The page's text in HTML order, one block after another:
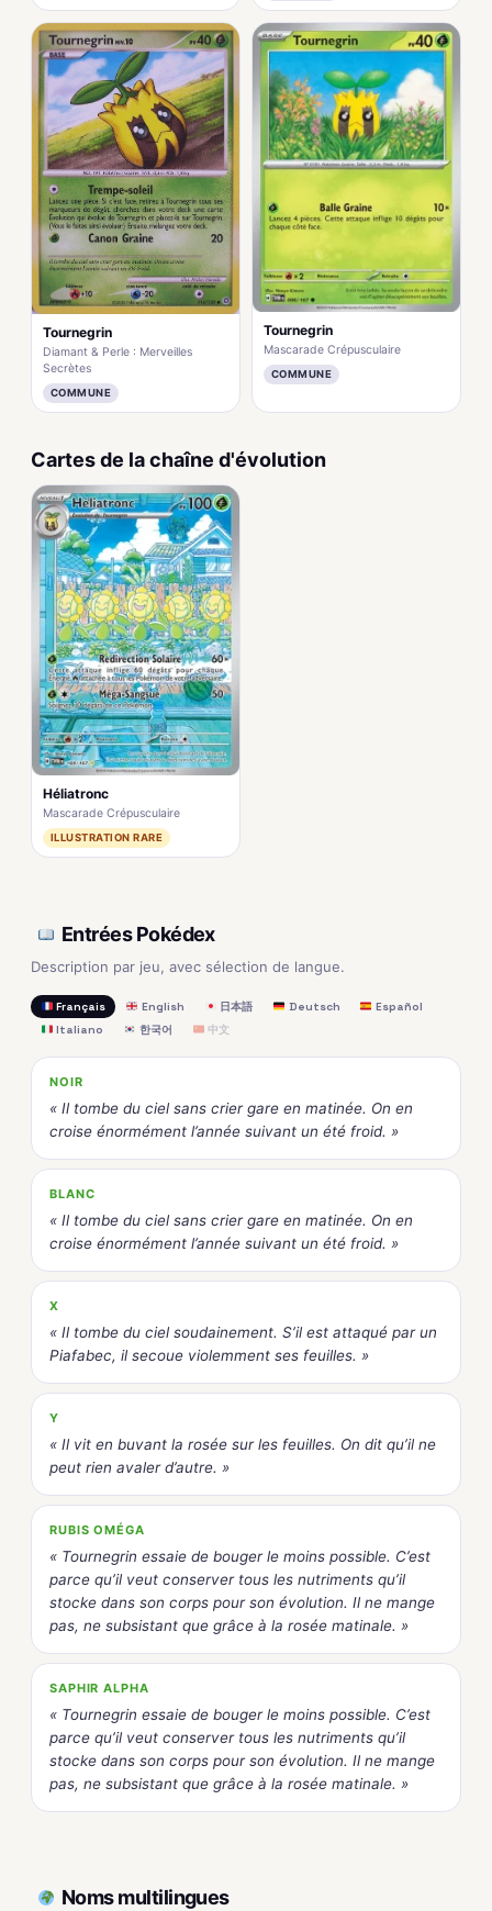
Tournegrin
Diamant & Perle : Merveilles
Secrètes
COMMUNE
Tournegrin
Mascarade Crépusculaire
COMMUNE
Cartes de la chaîne d'évolution
Héliatronc
Mascarade Crépusculaire
ILLUSTRATION RARE
Entrées Pokédex
Description par jeu, avec sélection de langue.
Français English 日本語 Deutsch
Español
Italiano
한국어 中文
NOIR
« Il tombe du ciel sans crier gare en matinée. On en
croise énormément l’année suivant un été froid. »
BLANC
« Il tombe du ciel sans crier gare en matinée. On en
croise énormément l’année suivant un été froid. »
X
« Il tombe du ciel soudainement. S’il est attaqué par un
Piafabec, il secoue violemment ses feuilles. »
Y
« Il vit en buvant la rosée sur les feuilles. On dit qu’il ne
peut rien avaler d’autre. »
RUBIS OMÉGA
« Tournegrin essaie de bouger le moins possible. C’est
parce qu’il veut conserver tous les nutriments qu’il
stocke dans son corps pour son évolution. Il ne mange
pas, ne subsistant que grâce à la rosée matinale. »
SAPHIR ALPHA
« Tournegrin essaie de bouger le moins possible. C’est
parce qu’il veut conserver tous les nutriments qu’il
stocke dans son corps pour son évolution. Il ne mange
pas, ne subsistant que grâce à la rosée matinale. »
Noms multilingues